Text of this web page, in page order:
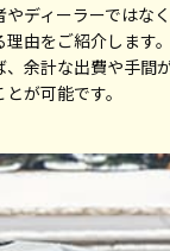
ディーラーではな
由をご紹介します
、余計な出費や手間
が可能です。